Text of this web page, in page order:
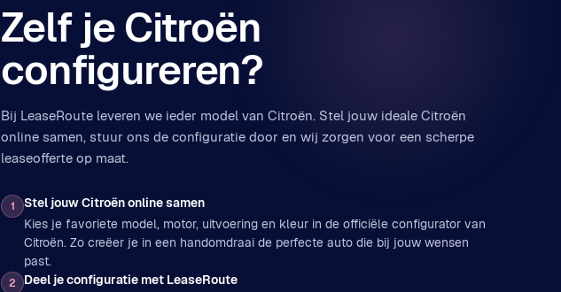
Zelf je Citroën
configureren?
Bij LeaseRoute leveren we ieder model van Citroën. Stel jouw ideale Citroën
online samen, stuur ons de configuratie door en wij zorgen voor een scherpe
leaseofferte op maat.
1
Stel jouw Citroën online samen
Kies je favoriete model, motor, uitvoering en kleur in de officiële configurator van
Citroën. Zo creëer je in een handomdraai de perfecte auto die bij jouw wensen
past.
2
Deel je configuratie met LeaseRoute